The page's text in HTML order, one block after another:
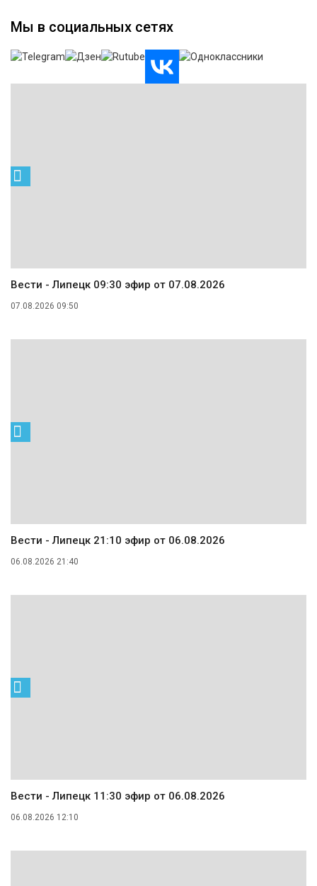
Мы в социальных сетях
Вести - Липецк 09:30 эфир от 07.08.2026
07.08.2026 09:50
Вести - Липецк 21:10 эфир от 06.08.2026
06.08.2026 21:40
Вести - Липецк 11:30 эфир от 06.08.2026
06.08.2026 12:10